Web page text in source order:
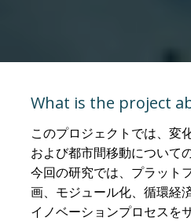
What is the project
このプロジェクトでは、変
および都市間移動について
今回の研究では、プラット
画、モジュール化、循環経
イノベーションプロセスを